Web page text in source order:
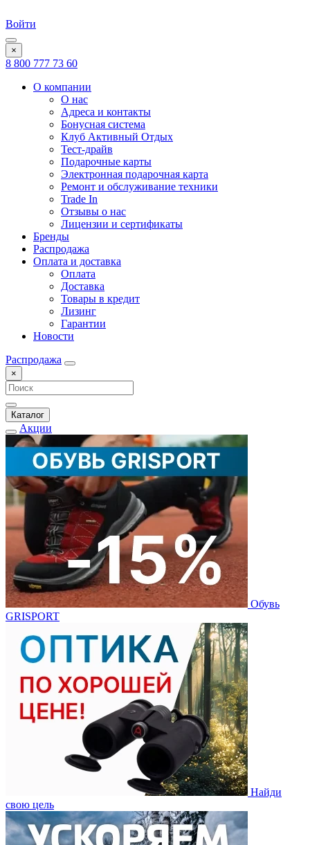
Войти
×
8 800 777 73 60
О компании
О нас
Адреса и контакты
Бонусная система
Клуб Активный Отдых
Тест-драйв
Подарочные карты
Электронная подарочная карта
Ремонт и обслуживание техники
Trade In
Отзывы о нас
Лицензии и сертификаты
Бренды
Распродажа
Оплата и доставка
Оплата
Доставка
Товары в кредит
Лизинг
Гарантии
Новости
Распродажа
×
Каталог
Акции
Обувь
GRISPORT
Найди
свою цель